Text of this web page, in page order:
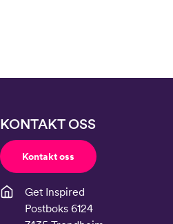
KONTAKT OSS
Kontakt oss
Get Inspired
Postboks 6124